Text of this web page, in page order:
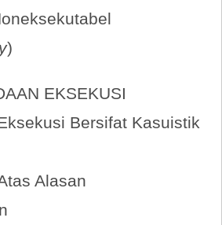
)
EKSEKUSI
Bersifat Kasuistik
Alasan